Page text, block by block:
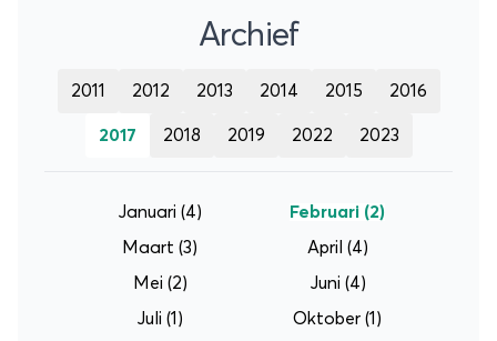
Archief
2011 2012 2013 2014 2015 2016
2017 2018 2019 2022 2023
Januari (4) Februari (2)
Maart (3) April (4)
Mei (2) Juni (4)
Juli (1) Oktober (1)